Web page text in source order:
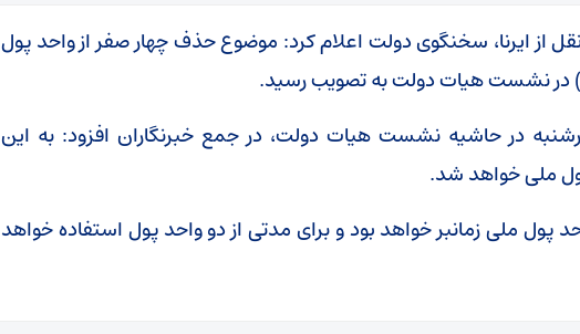
از ایرنا، سخنگوی دولت اعلام کرد: موضوع حذف چهار صفر از واحد پول
در نشست هیات دولت به تصویب رسید.
در حاشیه نشست هیات دولت، در جمع خبرنگاران افزود: به این
ملی خواهد شد.
پول ملی زمانبر خواهد بود و برای مدتی از دو واحد پول استفاده خواهد